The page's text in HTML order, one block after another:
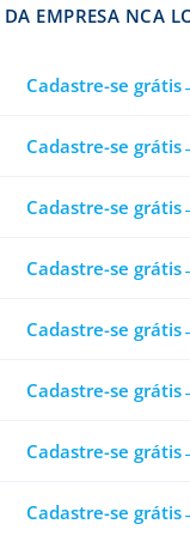
EMPRESA NCA
Cadastre-se grátis
Cadastre-se grátis
Cadastre-se grátis
Cadastre-se grátis
Cadastre-se grátis
Cadastre-se grátis
Cadastre-se grátis
Cadastre-se grátis